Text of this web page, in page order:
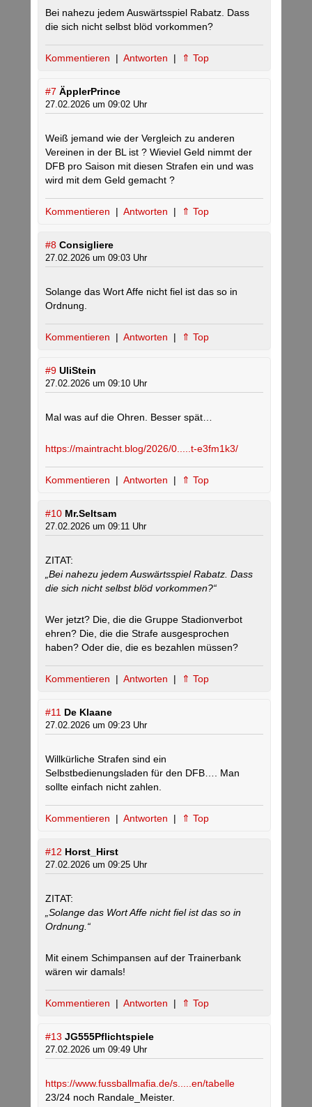
Bei nahezu jedem Auswärtsspiel Rabatz. Dass
die sich nicht selbst blöd vorkommen?
Kommentieren | Antworten | ⇑ Top
#7 ÄpplerPrince
27.02.2026 um 09:02 Uhr
Weiß jemand wie der Vergleich zu anderen
Vereinen in der BL ist ? Wieviel Geld nimmt der
DFB pro Saison mit diesen Strafen ein und was
wird mit dem Geld gemacht ?
Kommentieren | Antworten | ⇑ Top
#8 Consigliere
27.02.2026 um 09:03 Uhr
Solange das Wort Affe nicht fiel ist das so in
Ordnung.
Kommentieren | Antworten | ⇑ Top
#9 UliStein
27.02.2026 um 09:10 Uhr
Mal was auf die Ohren. Besser spät…
https://maintracht.blog/2026/0.....t-e3fm1k3/
Kommentieren | Antworten | ⇑ Top
#10 Mr.Seltsam
27.02.2026 um 09:11 Uhr
ZITAT:
„Bei nahezu jedem Auswärtsspiel Rabatz. Dass
die sich nicht selbst blöd vorkommen?“
Wer jetzt? Die, die die Gruppe Stadionverbot
ehren? Die, die die Strafe ausgesprochen
haben? Oder die, die es bezahlen müssen?
Kommentieren | Antworten | ⇑ Top
#11 De Klaane
27.02.2026 um 09:23 Uhr
Willkürliche Strafen sind ein
Selbstbedienungsladen für den DFB…. Man
sollte einfach nicht zahlen.
Kommentieren | Antworten | ⇑ Top
#12 Horst_Hirst
27.02.2026 um 09:25 Uhr
ZITAT:
„Solange das Wort Affe nicht fiel ist das so in
Ordnung.“
Mit einem Schimpansen auf der Trainerbank
wären wir damals!
Kommentieren | Antworten | ⇑ Top
#13 JG555Pflichtspiele
27.02.2026 um 09:49 Uhr
https://www.fussballmafia.de/s.....en/tabelle
23/24 noch Randale_Meister.